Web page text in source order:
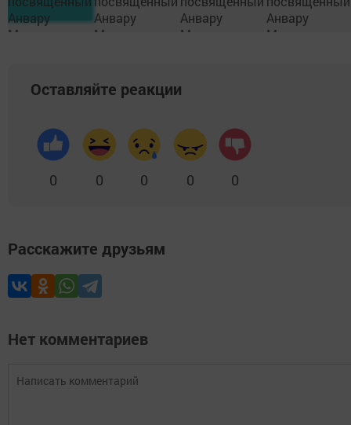
Оставляйте реакции
0 0 0 0 0
Расскажите друзьям
Нет комментариев